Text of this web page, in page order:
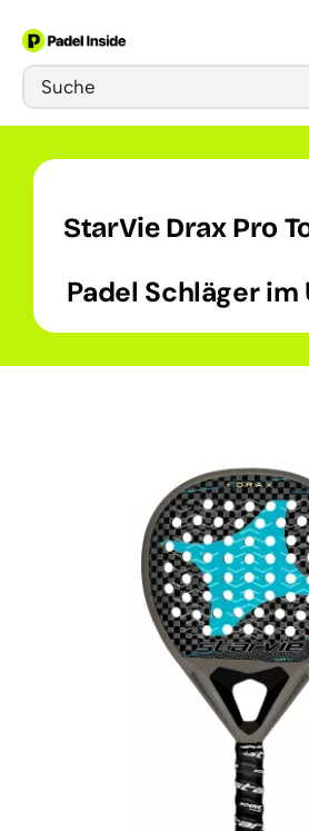
content
Schläger
Bälle
Schuhe
Training
Search
for:
StarVie Drax Pro
Padel Schläger